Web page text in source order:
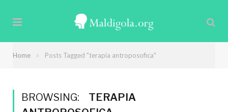
Home » Posts Tagged "terapia antroposofica"
BROWSING:
TERAPIA